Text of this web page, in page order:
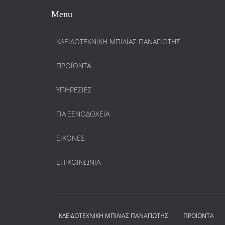
Menu
ΚΛΕΙΔΟΤΕΧΝΙΚΗ ΜΠΙΛΙΑΣ ΠΑΝΑΓΙΩΤΗΣ
ΠΡΟΪΌΝΤΑ
ΥΠΗΡΕΣΊΕΣ
ΓΙΑ ΞΕΝΟΔΟΧΕΊΑ
ΕΙΚΌΝΕΣ
ΕΠΙΚΟΙΝΩΝΊΑ
ΚΛΕΙΔΟΤΕΧΝΙΚΗ ΜΠΙΛΙΑΣ ΠΑΝΑΓΙΩΤΗΣ ΠΡΟΪΌΝΤΑ